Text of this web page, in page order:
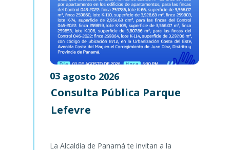
03 agosto 2026
Consulta Pública Parque
Lefevre
La Alcaldía de Panamá te invitan a la